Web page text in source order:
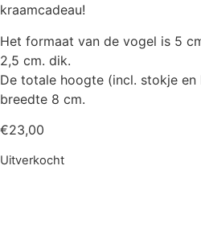
kraamcadeau!
Het formaat van de vogel is 5
2,5 cm. dik.
De totale hoogte (incl. stokje en
breedte 8 cm.
€23,00
Uitverkocht